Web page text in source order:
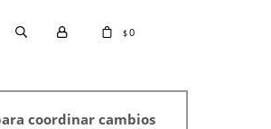
$0
coordinar cambios